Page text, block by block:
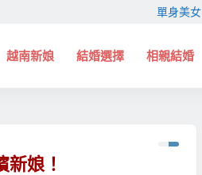
單身美女
越南新娘 結婚選擇 相親結婚
娘！